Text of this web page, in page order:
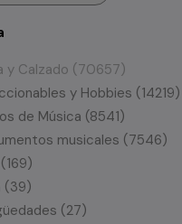
y Calzado (70657)
y Hobbies (14219)
de Música (8541)
musicales (7546)
(39)
(27)